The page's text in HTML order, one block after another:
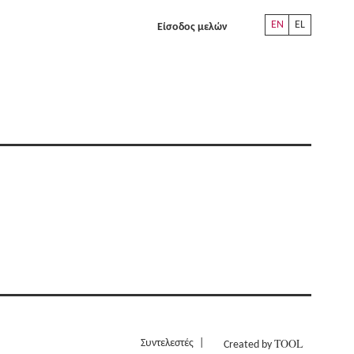
EN EL
Είσοδος μελών
Συντελεστές Created byTOOL